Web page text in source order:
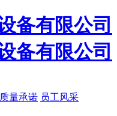
质量承诺 员工风采